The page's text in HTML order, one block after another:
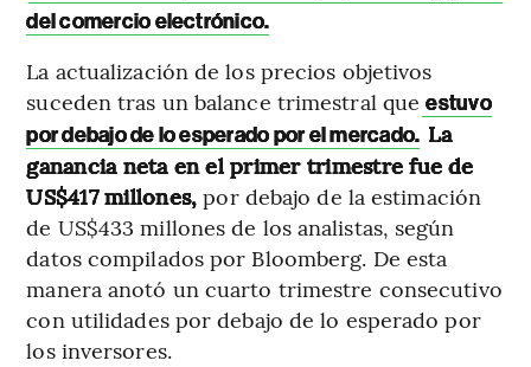
del comercio electrónico.
La actualización de los precios objetivos
suceden tras un balance trimestral que estuvo
por debajo de lo esperado por el mercado. La
ganancia neta en el primer trimestre fue de
US$417 millones, por debajo de la estimación
de US$433 millones de los analistas, según
datos compilados por Bloomberg. De esta
manera anotó un cuarto trimestre consecutivo
con utilidades por debajo de lo esperado por
los inversores.